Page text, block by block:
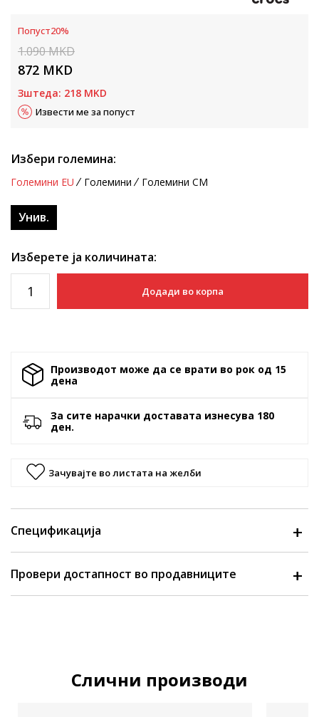
Попуст20%
1.090MKD
872 MKD
Зштеда: 218 MKD
Извести ме за попуст
Избери големина:
Големини EU Големини Големини CM
Унив.
Изберете ја количината:
Додади во корпа
Производот може да се врати во рок од 15
денa
За сите нарачки доставата изнесува 180
ден.
Зачувајте во листата на желби
Спецификација
Провери достапност во продавниците
Слични производи